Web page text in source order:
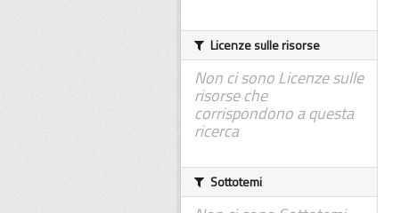
Licenze sulle risorse
Non ci sono Licenze sulle
risorse che
corrispondono a questa
ricerca
Sottotemi